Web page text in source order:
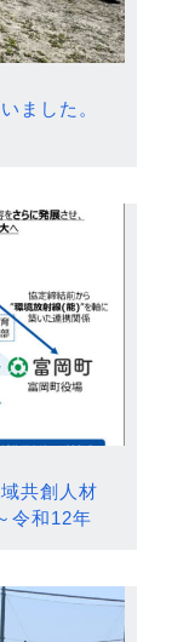
ました。
共創人材
令和12年